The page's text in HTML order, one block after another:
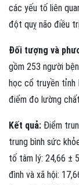
các yếu tố liên
đột quỵ não điều
Đối tượng và
gồm 253 người
học cổ truyền tỉnh
điểm đo lường
Kết quả: Điểm
trung bình sức
tố tâm lý: 24,66 ±
đình và xã hội: